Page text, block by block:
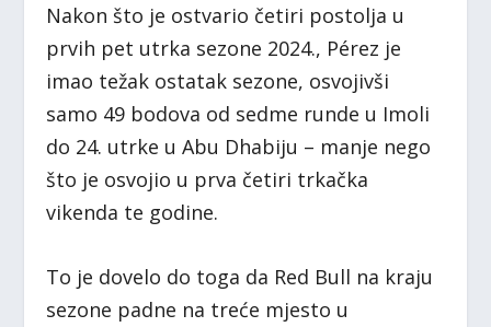
Nakon što je ostvario četiri postolja u
prvih pet utrka sezone 2024., Pérez je
imao težak ostatak sezone, osvojivši
samo 49 bodova od sedme runde u Imoli
do 24. utrke u Abu Dhabiju – manje nego
što je osvojio u prva četiri trkačka
vikenda te godine.
To je dovelo do toga da Red Bull na kraju
sezone padne na treće mjesto u